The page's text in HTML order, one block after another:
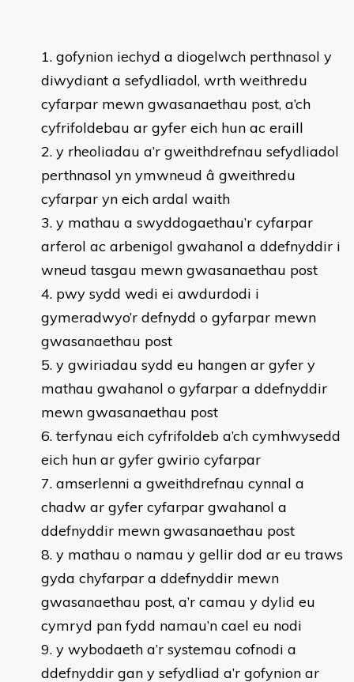
gofynion iechyd a diogelwch perthnasol y
diwydiant a sefydliadol, wrth weithredu
cyfarpar mewn gwasanaethau post, a’ch
cyfrifoldebau ar gyfer eich hun ac eraill
y rheoliadau a’r gweithdrefnau sefydliadol
perthnasol yn ymwneud â gweithredu
cyfarpar yn eich ardal waith
y mathau a swyddogaethau’r cyfarpar
arferol ac arbenigol gwahanol a ddefnyddir i
wneud tasgau mewn gwasanaethau post
pwy sydd wedi ei awdurdodi i
gymeradwyo’r defnydd o gyfarpar mewn
gwasanaethau post
y gwiriadau sydd eu hangen ar gyfer y
mathau gwahanol o gyfarpar a ddefnyddir
mewn gwasanaethau post
terfynau eich cyfrifoldeb a’ch cymhwysedd
eich hun ar gyfer gwirio cyfarpar
amserlenni a gweithdrefnau cynnal a
chadw ar gyfer cyfarpar gwahanol a
ddefnyddir mewn gwasanaethau post
y mathau o namau y gellir dod ar eu traws
gyda chyfarpar a ddefnyddir mewn
gwasanaethau post, a’r camau y dylid eu
cymryd pan fydd namau’n cael eu nodi
y wybodaeth a’r systemau cofnodi a
ddefnyddir gan y sefydliad a’r gofynion ar